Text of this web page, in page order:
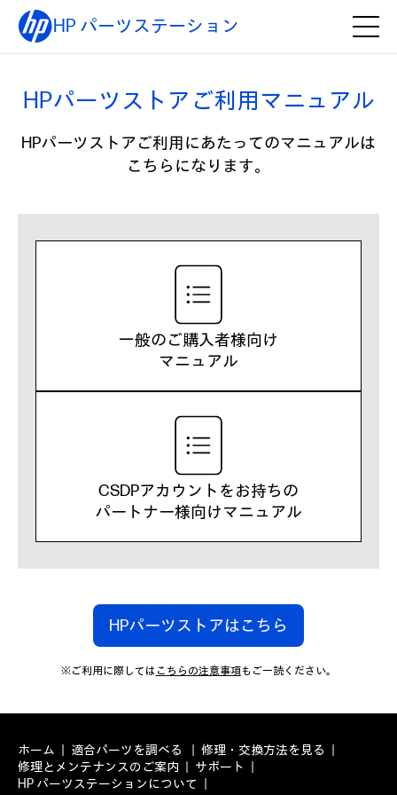
HP パーツステーション
HPパーツストアご利用マニュアル
HPパーツストアご利用にあたってのマニュアルは
こちらになります。
一般のご購入者様向け
マニュアル
CSDPアカウントをお持ちの
パートナー様向けマニュアル
HPパーツストアはこちら
※ご利用に際しては こちらの注意事項もご一読ください。
ホーム 適合パーツを調べる
修理・交換方法を見る
修理とメンテナンスのご案内
サポート
HP パーツステーションについて